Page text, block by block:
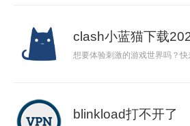
clash小蓝猫下载
想要体验刺激的游戏世界吗？
blinkload打不开了